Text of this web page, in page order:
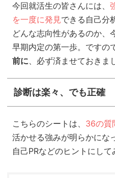
今回就活生の皆さんには、
を一度に発見できる自己分
どんな志向性があるのか、
早期内定の第一歩。ですの
前に、必ず済ませておきま
診断は楽々、でも正確
こちらのシートは、 36の質
活かせる強みが明らかにな
自己PRなどのヒントにして